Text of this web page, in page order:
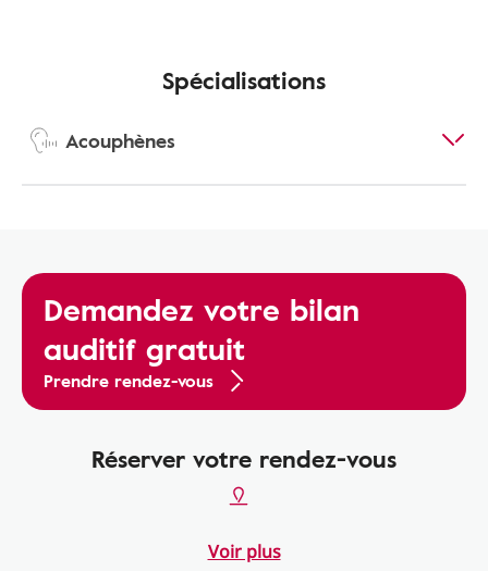
Spécialisations
Acouphènes
Demandez votre bilan
auditif gratuit
Prendre rendez-vous
Réserver votre rendez-vous
Voir plus